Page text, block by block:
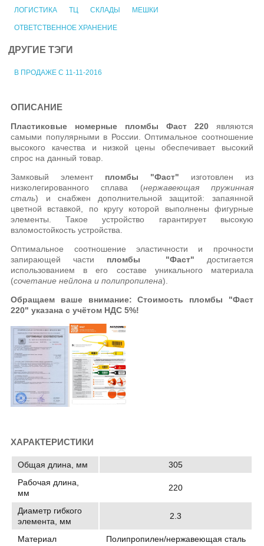
ЛОГИСТИКА ТЦ СКЛАДЫ МЕШКИ
ОТВЕТСТВЕННОЕ ХРАНЕНИЕ
ДРУГИЕ ТЭГИ
В ПРОДАЖЕ С 11-11-2016
ОПИСАНИЕ
Пластиковые номерные пломбы Фаст 220являются
самыми популярными в России. Оптимальное соотношение
высокого качества и низкой цены обеспечивает высокий
спрос на данный товар.
Замковый элемент пломбы "Фаст" изготовлен из
низколегированного сплава (нержавеющая пружинная
сталь) и снабжен дополнительной защитой: запаянной
цветной вставкой, по кругу которой выполнены фигурные
элементы. Такое устройство гарантирует высокую
взломостойкость устройства.
Оптимальное соотношение эластичности и прочности
запирающей части пломбы "Фаст" достигается
использованием в его составе уникального материала
(сочетание нейлона и полипропилена).
Обращаем ваше внимание: Стоимость пломбы "Фаст
220" указанас учётом НДС 5%!
ХАРАКТЕРИСТИКИ
Общая длина, мм
305
Рабочая длина,
мм
220
Диаметр гибкого
элемента, мм
2.3
Материал Полипропилен/нержавеющая сталь